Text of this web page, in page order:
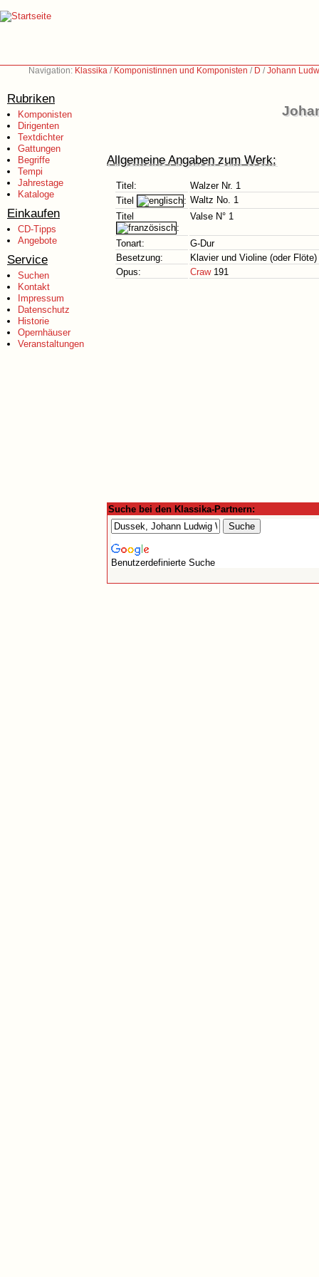
Navigation: Klassika / Komponistinnen und Komponisten / D /Johann
Rubriken
Komponisten
Dirigenten
Textdichter
Gattungen
Begriffe
Tempi
Jahrestage
Kataloge
Einkaufen
CD-Tipps
Angebote
Service
Suchen
Kontakt
Impressum
Datenschutz
Historie
Opernhäuser
Veranstaltungen
Allgemeine Angaben zum Werk:
Titel:
Walzer Nr. 1
Titel
: Waltz No. 1
Titel
:
Valse N° 1
Tonart:
G-Dur
Besetzung:
Klavier und Violine (oder Flöte)
Opus:
Craw191
Suche bei den Klassika-Partnern:
Benutzerdefinierte Suche